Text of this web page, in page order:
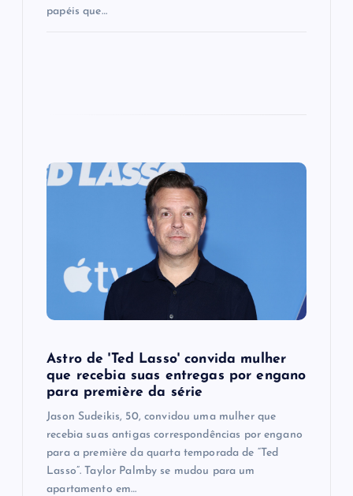
papéis que…
Astro de 'Ted Lasso' convida mulher
que recebia suas entregas por engano
para première da série
Jason Sudeikis, 50, convidou uma mulher que
recebia suas antigas correspondências por engano
para a première da quarta temporada de “Ted
Lasso”. Taylor Palmby se mudou para um
apartamento em…